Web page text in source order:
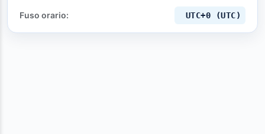
Fuso orario: UTC+0 (UTC)